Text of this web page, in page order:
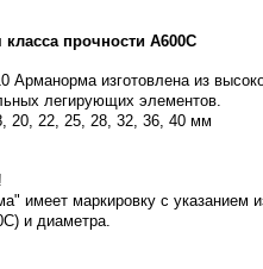
класса прочности А600С
Арманорма изготовлена из
легирующих элементов.
20, 22, 25, 28, 32, 36, 40 мм
имеет маркировку с указанием
и диаметра.